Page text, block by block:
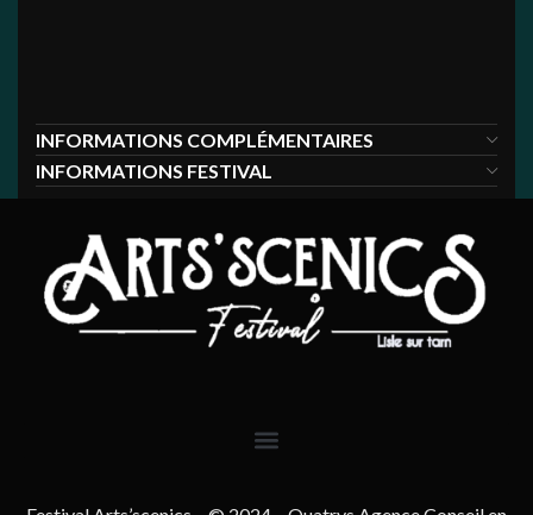
INFORMATIONS COMPLÉMENTAIRES
INFORMATIONS FESTIVAL